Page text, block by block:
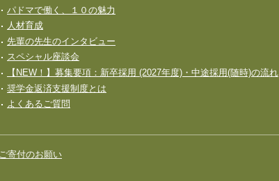
パドマで働く、１０の魅力
人材育成
先輩の先生のインタビュー
スペシャル座談会
【NEW！】募集要項：新卒採用 (2027年度)・中途採用(随時)の流れ
奨学⾦返済⽀援制度とは
よくあるご質問
ご寄付のお願い